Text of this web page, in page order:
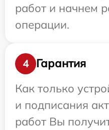
работ и начнем
операции.
4
Гарантия
Как только
и подписания
работ Вы